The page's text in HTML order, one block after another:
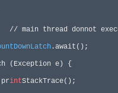
.await();
(Exception e) {
intStackTrace();